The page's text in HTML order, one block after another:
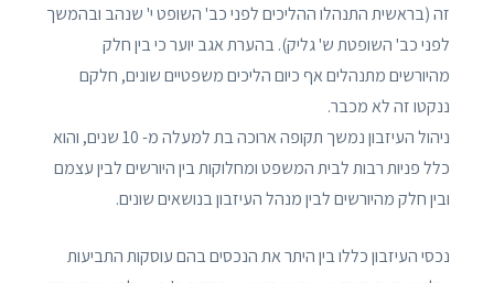
זה (בראשית התנהלו ההליכים לפני כב' השופט י' שנהב ובהמשך
לפני כב' השופטת ש' גליק). בהערת אגב יוער כי בין חלק
מהיורשים מתנהלים אף כיום הליכים משפטיים שונים, חלקם
ננקטו זה לא מכבר.
ניהול העיזבון נמשך תקופה ארוכה בת למעלה מ- 10 שנים, והוא
כלל פניות רבות לבית המשפט ומחלוקות בין היורשים לבין עצמם
ובין חלק מהיורשים לבין מנהל העיזבון בנושאים שונים.
נכסי העיזבון כללו בין היתר את הנכסים בהם עוסקות התביעות